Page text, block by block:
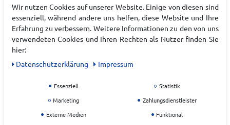
Wir nutzen Cookies auf unserer Website. Einige von diesen sind
essenziell, während andere uns helfen, diese Website und Ihre
Erfahrung zu verbessern. Weitere Informationen zu den von uns
verwendeten Cookies und Ihren Rechten als Nutzer finden Sie
hier:
Daten­schutz­erklärung
Impressum
Essenziell
Statistik
Marketing
Zahlungsdienstleister
Externe Medien
Funktional